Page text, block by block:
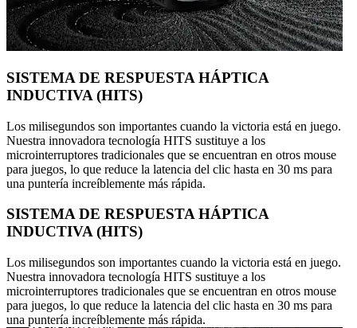
SISTEMA DE RESPUESTA HÁPTICA
INDUCTIVA (HITS)
Los milisegundos son importantes cuando la victoria está en juego.
Nuestra innovadora tecnología HITS sustituye a los
microinterruptores tradicionales que se encuentran en otros mouse
para juegos, lo que reduce la latencia del clic hasta en 30 ms para
una puntería increíblemente más rápida.
SISTEMA DE RESPUESTA HÁPTICA
INDUCTIVA (HITS)
Los milisegundos son importantes cuando la victoria está en juego.
Nuestra innovadora tecnología HITS sustituye a los
microinterruptores tradicionales que se encuentran en otros mouse
para juegos, lo que reduce la latencia del clic hasta en 30 ms para
una puntería increíblemente más rápida.